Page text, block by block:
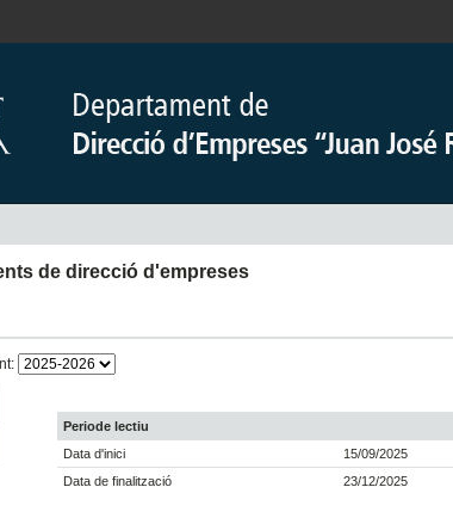
de direcció d'empreses
Periode lectiu
Data d'inici
15/09/2025
Data de finalització
23/12/2025